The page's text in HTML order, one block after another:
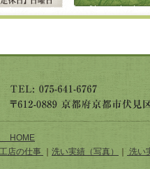
HOME
店の仕事 洗い実績（写真） 洗い